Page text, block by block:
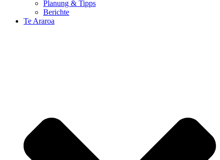
Planung & Tipps
Berichte
Te Araroa